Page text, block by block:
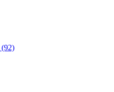
(92)